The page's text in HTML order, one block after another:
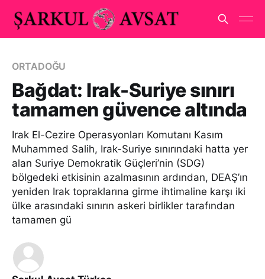
ORTADOĞU
Bağdat: Irak-Suriye sınırı
tamamen güvence altında
Irak El-Cezire Operasyonları Komutanı Kasım
Muhammed Salih, Irak-Suriye sınırındaki hatta yer
alan Suriye Demokratik Güçleri’nin (SDG)
bölgedeki etkisinin azalmasının ardından, DEAŞ’ın
yeniden Irak topraklarına girme ihtimaline karşı iki
ülke arasındaki sınırın askeri birlikler tarafından
tamamen gü